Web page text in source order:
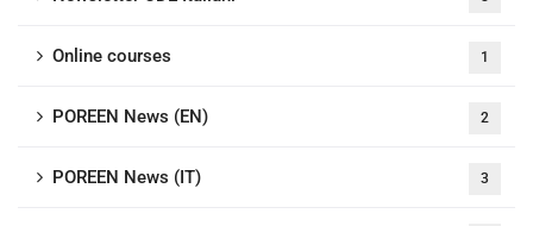
Online courses 1
POREEN News (EN) 2
POREEN News (IT) 3